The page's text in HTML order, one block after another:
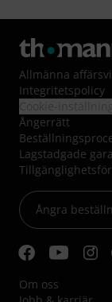
Allmänna
Integritetspolicy
Ångerrätt
Lagstadgade
Ångra
Om oss